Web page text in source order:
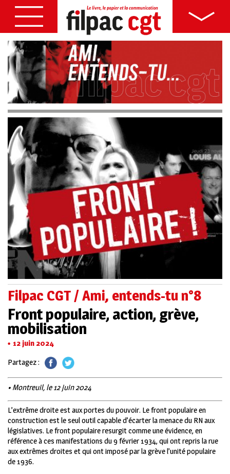
Filpac CGT / Ami, entends-tu n°8
Front populaire, action, grève,
mobilisation
12 juin 2024
Partagez :
• Montreuil, le 12 juin 2024
L’extrême droite est aux portes du pouvoir. Le front populaire en
construction est le seul outil capable d’écarter la menace du RN aux
législatives. Le front populaire resurgit comme une évidence, en
référence à ces manifestations du 9 février 1934, qui ont repris la rue
aux extrêmes droites et qui ont imposé par la grève l’unité populaire
de 1936.